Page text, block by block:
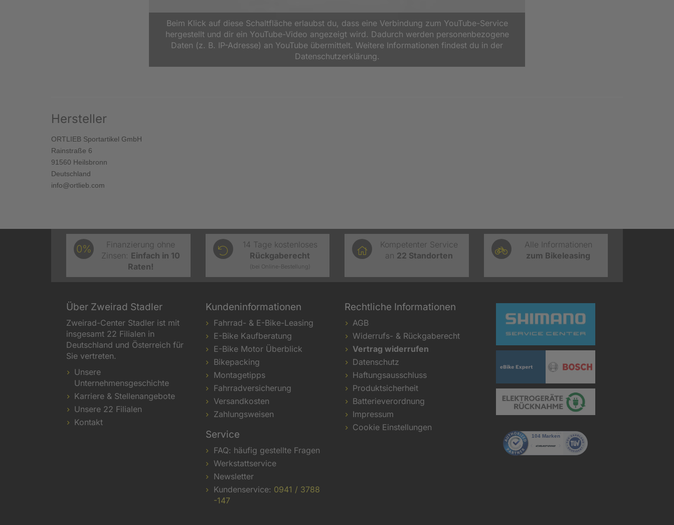
Beim Klick auf diese Schaltfläche erlaubst du, dass eine Verbindung zum YouTube-Service
hergestellt und dir ein YouTube-Video angezeigt wird. Dadurch werden personenbezogene
Daten (z. B. IP-Adresse) an YouTube übermittelt. Weitere Informationen findest du in der
Datenschutzerklärung.
Hersteller
ORTLIEB Sportartikel GmbH
Rainstraße 6
91560 Heilsbronn
Deutschland
info@ortlieb.com
0%
Finanzierung ohne
Zinsen: Einfach in 10
Raten!
14 Tage kostenloses
Rückgaberecht
(bei Online-Bestellung)
Kompetenter Service
an 22 Standorten
Alle Informationen
zum Bikeleasing
Über Zweirad Stadler
Zweirad-Center Stadler ist mit
insgesamt 22 Filialen in
Deutschland und Österreich für
Sie vertreten.
Unsere
Unternehmensgeschichte
Karriere & Stellenangebote
Unsere 22 Filialen
Kontakt
Kundeninformationen
Fahrrad- & E-Bike-Leasing
E-Bike Kaufberatung
E-Bike Motor Überblick
Bikepacking
Montagetipps
Fahrradversicherung
Versandkosten
Zahlungsweisen
Service
FAQ: häufig gestellte Fragen
Werkstattservice
Newsletter
Kundenservice: 0941 / 3788
-147
Rechtliche Informationen
AGB
Widerrufs- & Rückgaberecht
Vertrag widerrufen
Datenschutz
Haftungsausschluss
Produktsicherheit
Batterieverordnung
Impressum
Cookie Einstellungen